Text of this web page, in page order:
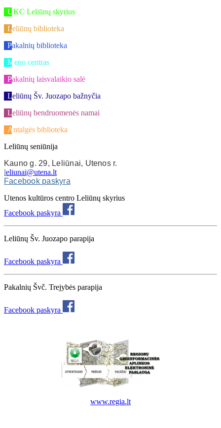
UKC Leliūnų skyrius
Leliūnų biblioteka
Pakalnių biblioteka
Meno centras
Pakalnių laisvalaikio salė
Leliūnų Šv. Juozapo bažnyčia
Leliūnų bendruomenės namai
Antalgės biblioteka
Leliūnų seniūnija
Kauno g. 29, Leliūnai, Utenos r.
leliunai@utena.lt
Facebook paskyra
Utenos kultūros centro Leliūnų skyrius
Facebook paskyra
Leliūnų Šv. Juozapo parapija
Facebook paskyra
Pakalnių Švč. Trejybės parapija
Facebook paskyra
www.regia.lt